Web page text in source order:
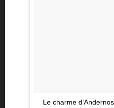
Le charme